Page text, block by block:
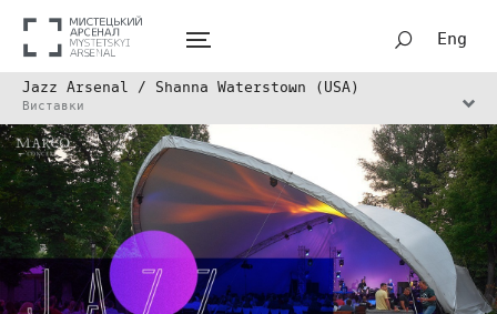
Eng
Jazz Arsenal / Shanna Waterstown (USA)
Виставки